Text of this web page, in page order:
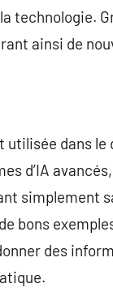
technologie.
ainsi de
utilisée dans
d’IA
simplement
bons
des